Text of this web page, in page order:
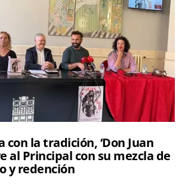
con la tradición, ‘Don Juan
al Principal con su mezcla de
y redención